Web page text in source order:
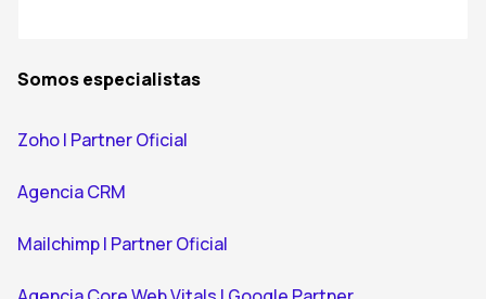
Somos especialistas
Zoho | Partner Oficial
Agencia CRM
Mailchimp | Partner Oficial